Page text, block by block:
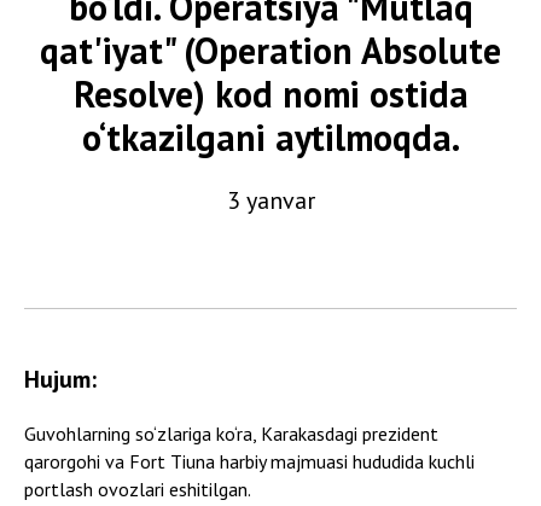
qat'iyat" (Operation Absolute
Resolve) kod nomi ostida
o‘tkazilgani aytilmoqda.
3 yanvar
Hujum:
Guvohlarning so‘zlariga ko‘ra, Karakasdagi prezident
qarorgohi va Fort Tiuna harbiy majmuasi hududida kuchli
portlash ovozlari eshitilgan.